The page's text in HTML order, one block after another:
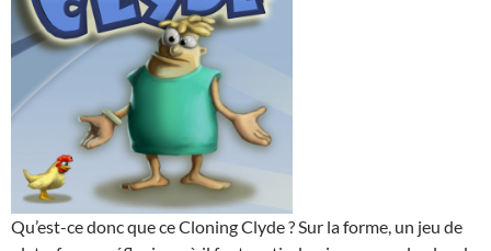
Qu’est-ce donc que ce Cloning Clyde ? Sur la forme, un jeu de